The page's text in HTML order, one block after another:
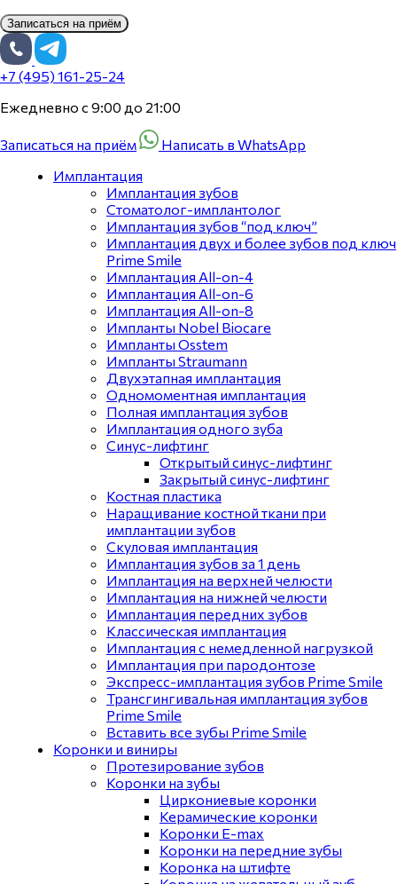
Записаться на приём
+7 (495) 161-25-24
Ежедневно с 9:00 до 21:00
Записаться на приём
Написать в WhatsApp
Имплантация
Имплантация зубов
Стоматолог-имплантолог
Имплантация зубов “под ключ”
Имплантация двух и более зубов под ключ
Prime Smile
Имплантация All-on-4
Имплантация All-on-6
Имплантация All-on-8
Импланты Nobel Biocare
Импланты Osstem
Импланты Straumann
Двухэтапная имплантация
Одномоментная имплантация
Полная имплантация зубов
Имплантация одного зуба
Синус-лифтинг
Открытый синус-лифтинг
Закрытый синус-лифтинг
Костная пластика
Наращивание костной ткани при
имплантации зубов
Скуловая имплантация
Имплантация зубов за 1 день
Имплантация на верхней челюсти
Имплантация на нижней челюсти
Имплантация передних зубов
Классическая имплантация
Имплантация с немедленной нагрузкой
Имплантация при пародонтозе
Экспресс-имплантация зубов Prime Smile
Трансгингивальная имплантация зубов
Prime Smile
Вставить все зубы Prime Smile
Коронки и виниры
Протезирование зубов
Коронки на зубы
Циркониевые коронки
Керамические коронки
Коронки E-max
Коронки на передние зубы
Коронка на штифте